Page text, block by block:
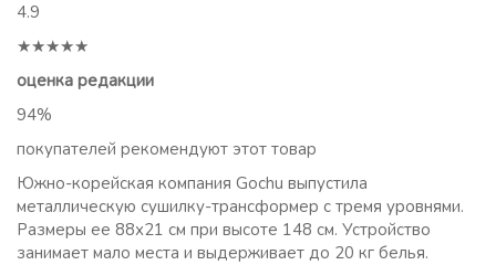
4.9
★★★★★
оценка редакции
94%
покупателей рекомендуют этот товар
Южно-корейская компания Gochu выпустила
металлическую сушилку-трансформер с тремя уровнями.
Размеры ее 88х21 см при высоте 148 см. Устройство
занимает мало места и выдерживает до 20 кг белья.